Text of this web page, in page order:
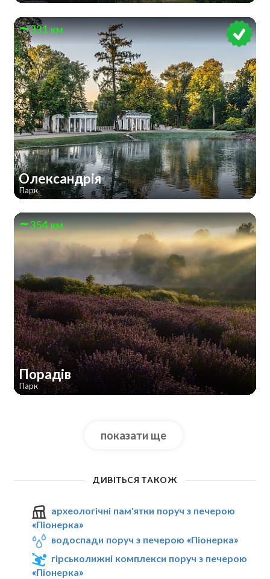
331 км
Олександрія
Парк
354 км
Порадів
Парк
показати ще
ДИВІТЬСЯ ТАКОЖ
археологічні пам'ятки поруч з печерою
«Піонерка»
водоспади поруч з печерою «Піонерка»
гірськолижні комплекси поруч з печерою
«Піонерка»